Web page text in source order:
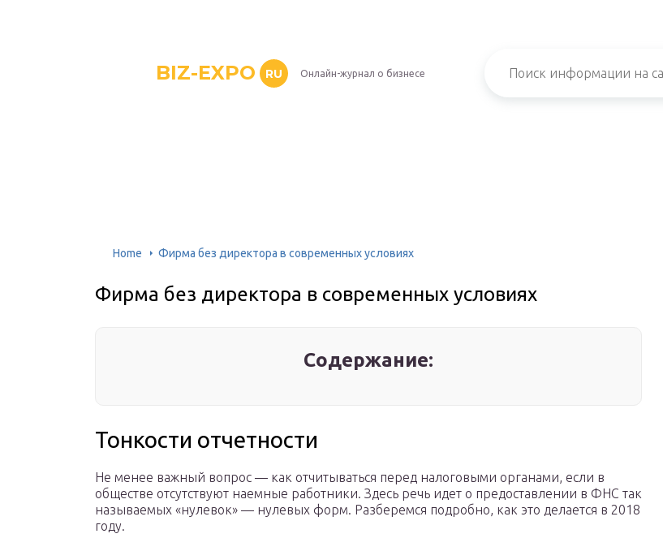
BIZ-EXPO RU Онлайн-журнал о бизнесе
Home Фирма без директора в современных условиях
Фирма без директора в современных условиях
Содержание:
Тонкости отчетности
Не менее важный вопрос — как отчитываться перед налоговыми органами, если в
обществе отсутствуют наемные работники. Здесь речь идет о предоставлении в ФНС так
называемых «нулевок» — нулевых форм. Разберемся подробно, как это делается в 2018
году.